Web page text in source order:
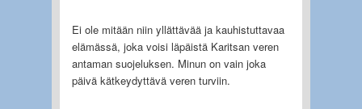
Ei ole mitään niin yllättävää ja kauhistuttavaa
elämässä, joka voisi läpäistä Karitsan veren
antaman suojeluksen. Minun on vain joka
päivä kätkeydyttävä veren turviin.